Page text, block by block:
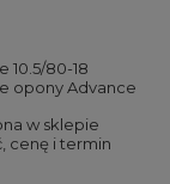
10.5/80-18
opony Advance
w sklepie
cenę i termin